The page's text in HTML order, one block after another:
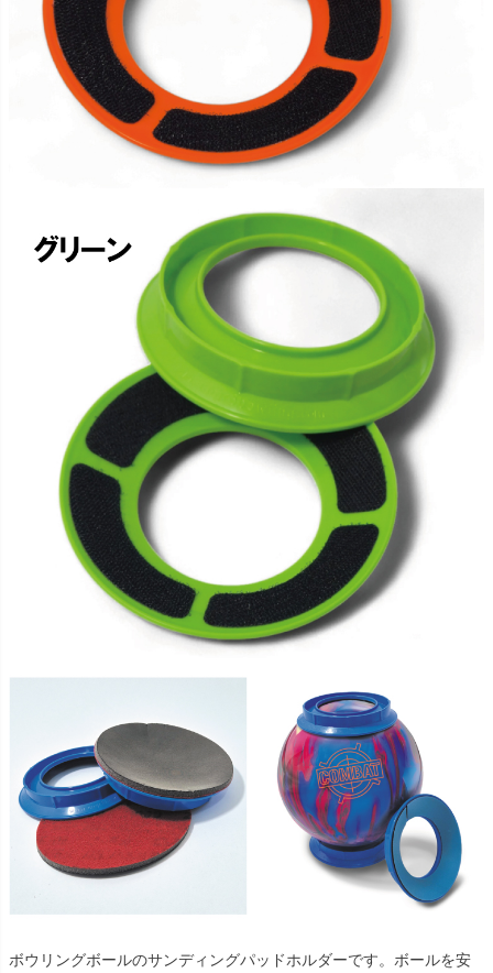
ボウリングボールのサンディングパッドホルダーです。ボールを安